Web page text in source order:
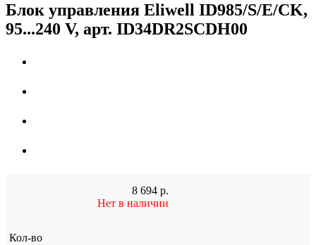
Блок управления Eliwell ID985/S/E/CK,
95...240 V, арт. ID34DR2SCDH00
8 694 р.
Нет в наличии
Кол-во